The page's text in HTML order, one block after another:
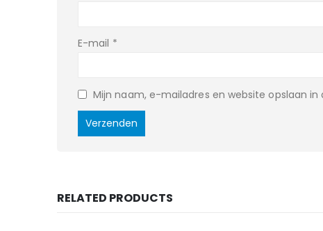
E-mail *
Mijn naam, e-mailadres en website opslaan
RELATED PRODUCTS